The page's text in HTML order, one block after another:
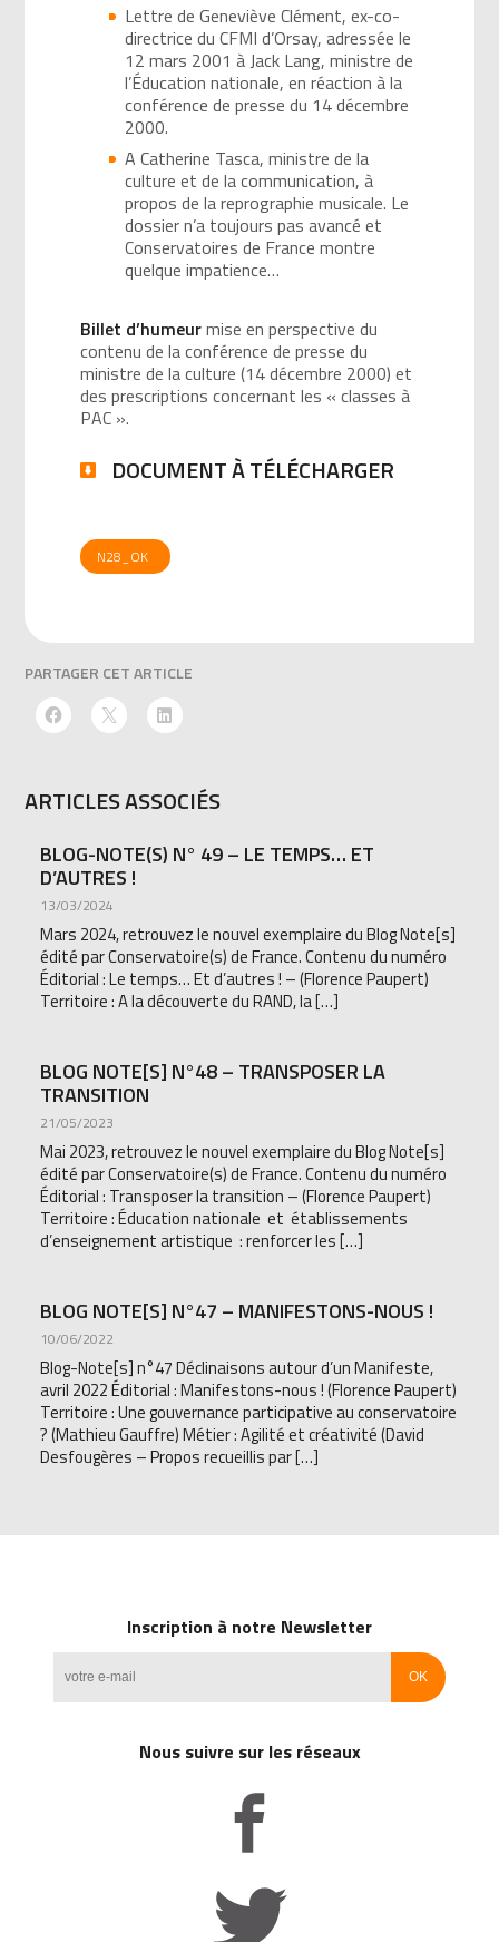
Lettre de Geneviève Clément, ex-co-
directrice du CFMI d’Orsay, adressée le
12 mars 2001 à Jack Lang, ministre de
l’Éducation nationale, en réaction à la
conférence de presse du 14 décembre
2000.
A Catherine Tasca, ministre de la
culture et de la communication, à
propos de la reprographie musicale. Le
dossier n’a toujours pas avancé et
Conservatoires de France montre
quelque impatience…
Billet d’humeurmise en perspective du
contenu de la conférence de presse du
ministre de la culture (14 décembre 2000) et
des prescriptions concernant les « classes à
PAC ».
DOCUMENT À TÉLÉCHARGER
N28_OK
PARTAGER CET ARTICLE
ARTICLES ASSOCIÉS
BLOG-NOTE(S) N° 49 – LE TEMPS… ET
D’AUTRES !
13/03/2024
Mars 2024, retrouvez le nouvel exemplaire du Blog Note[s]
édité par Conservatoire(s) de France. Contenu du numéro
Éditorial : Le temps… Et d’autres ! – (Florence Paupert)
Territoire : A la découverte du RAND, la […]
BLOG NOTE[S] N°48 – TRANSPOSER LA
TRANSITION
21/05/2023
Mai 2023, retrouvez le nouvel exemplaire du Blog Note[s]
édité par Conservatoire(s) de France. Contenu du numéro
Éditorial : Transposer la transition – (Florence Paupert)
Territoire : Éducation nationale et établissements
d’enseignement artistique : renforcer les […]
BLOG NOTE[S] N°47 – MANIFESTONS-NOUS !
10/06/2022
Blog-Note[s] n°47 Déclinaisons autour d’un Manifeste,
avril 2022 Éditorial : Manifestons-nous ! (Florence Paupert)
Territoire : Une gouvernance participative au conservatoire
? (Mathieu Gauffre) Métier : Agilité et créativité (David
Desfougères – Propos recueillis par […]
Inscription à notre Newsletter
Nous suivre sur les réseaux